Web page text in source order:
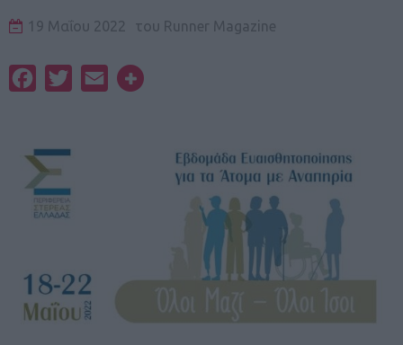
19 Μαΐου 2022 του Runner Magazine
FacebookTwitterEmail